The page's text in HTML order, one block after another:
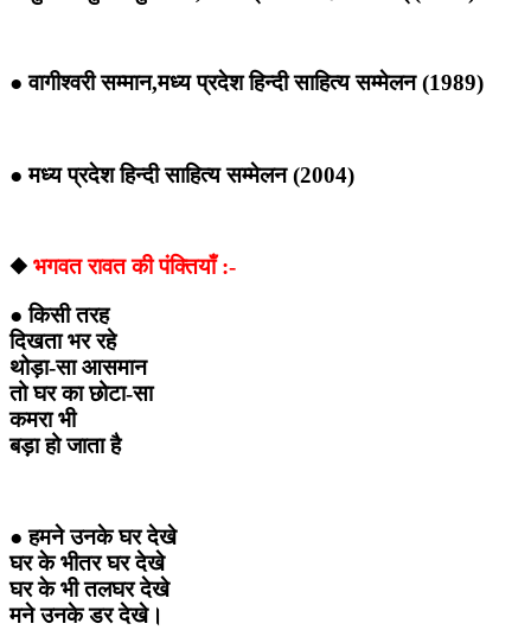
● वागीश्वरी सम्मान,मध्य प्रदेश हिन्दी साहित्य सम्मेलन (1989)
● मध्य प्रदेश हिन्दी साहित्य सम्मेलन (2004)
◆ भगवत रावत की पंक्तियाँ :-
● किसी तरह
दिखता भर रहे
थोड़ा-सा आसमान
तो घर का छोटा-सा
कमरा भी
बड़ा हो जाता है
● हमने उनके घर देखे
घर के भीतर घर देखे
घर के भी तलघर देखे
मने उनके डर देखे।